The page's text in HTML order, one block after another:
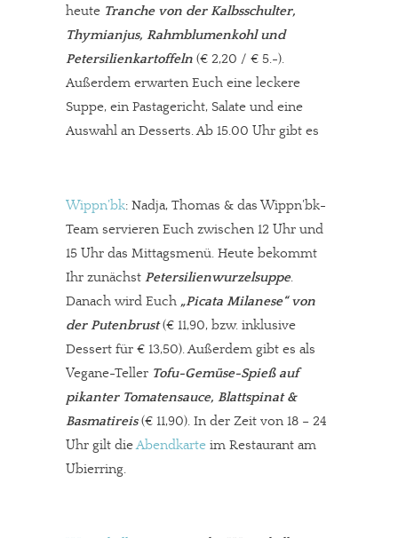
meinesuedstadt.de finanziert sich durch Partnerprofile und
Werbung. Beide Einnahmequellen sind in den letzten Monaten
stark zurückgegangen.
Solltest Du unsere unabhängige Berichterstattung schätzen,
kannst Du uns mit einer kleinen Spende unterstützen.
Paypal - danke@meinesuedstadt.de
JETZT SPENDEN Schon erledigt!
heute Tranche von der Kalbsschulter,
Thymianjus, Rahmblumenkohl und
Petersilienkartoffeln (€ 2,20 / € 5.-).
Außerdem erwarten Euch eine leckere
Suppe, ein Pastagericht, Salate und eine
Auswahl an Desserts. Ab 15.00 Uhr gibt es
Wippn’bk: Nadja, Thomas & das Wippn’bk-
Team servieren Euch zwischen 12 Uhr und
15 Uhr das Mittagsmenü. Heute bekommt
Ihr zunächst Petersilienwurzelsuppe.
Danach wird Euch „Picata Milanese“ von
der Putenbrust(€ 11,90, bzw. inklusive
Dessert für € 13,50). Außerdem gibt es als
Vegane-Teller Tofu-Gemüse-Spieß auf
pikanter Tomatensauce, Blattspinat &
Basmatireis(€ 11,90). In der Zeit von 18 – 24
Uhr gilt dieAbendkarte im Restaurant am
Ubierring.